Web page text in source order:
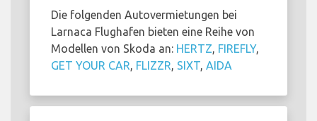
Die folgenden Autovermietungen bei
Larnaca Flughafen bieten eine Reihe von
Modellen von Skoda an: HERTZ, FIREFLY,
GET YOUR CAR, FLIZZR, SIXT, AIDA